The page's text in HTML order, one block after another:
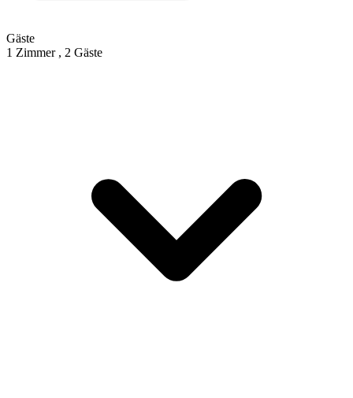
Gäste
1 Zimmer , 2 Gäste